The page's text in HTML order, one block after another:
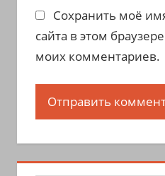
Сохранить моё
сайта в этом
моих комментариев.